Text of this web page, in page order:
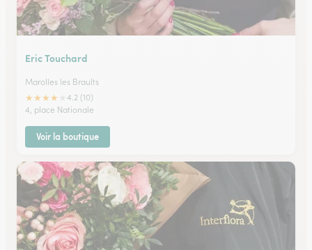
Eric Touchard
Marolles les Braults
★★★★
4.2 (10)
4, place Nationale
Voir la boutique